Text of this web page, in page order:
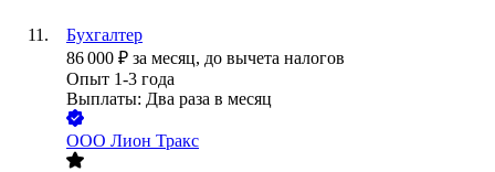
Бухгалтер
86 000 ₽ за месяц, до вычета налогов
Опыт 1-3 года
Выплаты: Два раза в месяц
ООО Лион Тракс